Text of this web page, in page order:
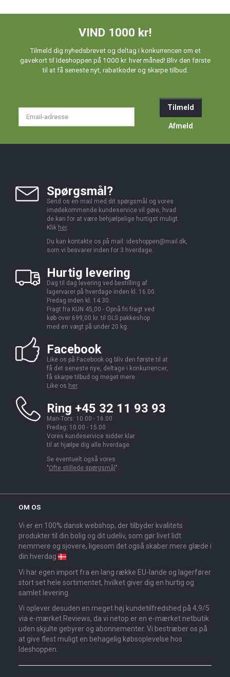
VIND 1000 kr!
Tilmeld dig nyhedsbrevet og deltag i konkurrencen om et
gavekort til Ideshoppen på 1000 kr. hver måned! Bliv den første
til at få seneste nyt, rabatkoder og skarpe tilbud.
Tilmeld
Afmeld
Spørgsmål?
Send os en mail med dit spørgsmål og vores
imødekommende kundeservice vil gøre, hvad
de kan for at være behjælpelige hurtigst muligt.
Klik her.
Du kan kontakte os på mail: ideshoppen@mail.dk,
som vi besvarer inden for 3 hverdage.
Hurtig levering
Dag til dag levering ved bestilling af
lagervarer på hverdage inden kl. 16.00.
Fredag inden kl. 14.30.
Fragt fra KUN 45,00 - Opnå fri fragt ved
køb over 699,00 kr. til GLS pakkeshop
med en vægt på under 20 kg.
Facebook
Like os på Facebook og bliv den første til at
få det seneste nye, deltage i konkurrencer,
få skarpe tilbud og meget mere.
Like os her.
Ring +45 32 11 93 93
Man-Tors: 10.00 - 16.00
Fredag: 10.00 - 15.00
Vores kundeservice sidder klar
til at hjælpe dig alle hverdage.
Se eventuelt også vores
"Ofte stillede spørgsmål ".
OM OS
Vi er en 100% dansk webshop, der tilbyder kvalitets
produkter til din bolig og dit udeliv, som gør livet lidt
nemmere og sjovere, ligesom det også skaber mere glæde i
din hverdag
Vi har egen import fra en lang række EU-lande og lagerfører
stort set hele sortimentet, hvilket giver dig en hurtig og
samlet levering.
Vi oplever desuden en meget høj kundetilfredshed på 4,9/5
via e-mærket Reviews, da vi netop er en e-mærket netbutik
uden skjulte gebyrer og abonnementer. Vi bestræber os på
at give flest muligt en behagelig købsoplevelse hos
Ideshoppen.